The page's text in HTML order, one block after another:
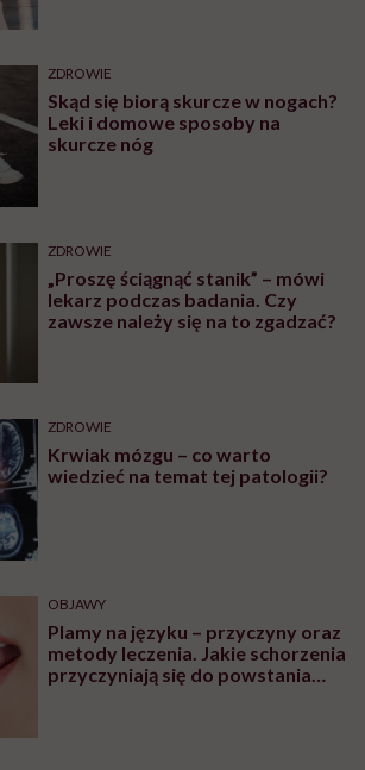
ZDROWIE
Skąd się biorą skurcze w nogach?
Leki i domowe sposoby na
skurcze nóg
ZDROWIE
„Proszę ściągnąć stanik” – mówi
lekarz podczas badania. Czy
zawsze należy się na to zgadzać?
ZDROWIE
Krwiak mózgu – co warto
wiedzieć na temat tej patologii?
OBJAWY
Plamy na języku – przyczyny oraz
metody leczenia. Jakie schorzenia
przyczyniają się do powstania